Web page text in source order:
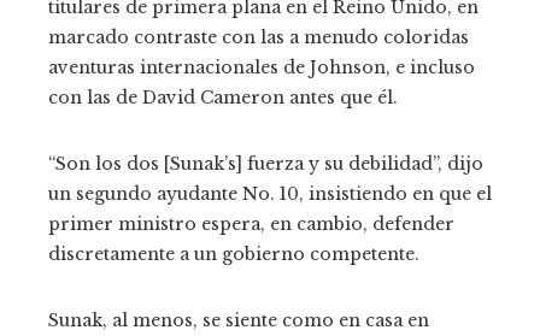
titulares de primera plana en el Reino Unido, en
marcado contraste con las a menudo coloridas
aventuras internacionales de Johnson, e incluso
con las de David Cameron antes que él.
“Son los dos [Sunak’s] fuerza y ​​su debilidad”, dijo
un segundo ayudante No. 10, insistiendo en que el
primer ministro espera, en cambio, defender
discretamente a un gobierno competente.
Sunak, al menos, se siente como en casa en